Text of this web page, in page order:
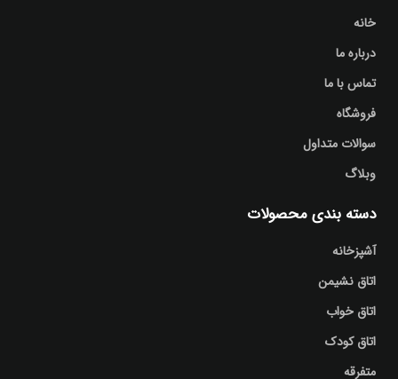
خانه
درباره ما
تماس با ما
فروشگاه
سوالات متداول
وبلاگ
دسته بندی محصولات
آشپزخانه
اتاق نشیمن
اتاق خواب
اتاق کودک
متفرقه